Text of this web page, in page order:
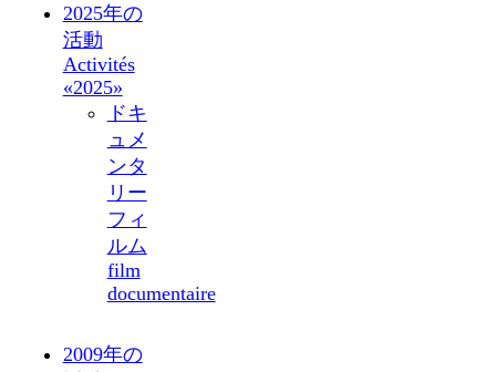
2025年の
活動
Activités
«2025»
ドキ
ュメ
ンタ
リー
フィ
ルム
film
documentaire
2009年の